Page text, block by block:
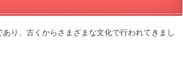
り、古くからさまざまな文化で行われてきまし